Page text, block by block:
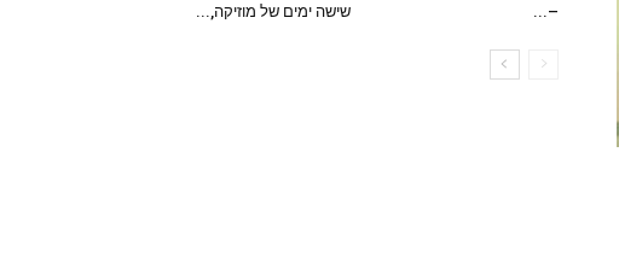
–...
שישה ימים של מוזיקה,...